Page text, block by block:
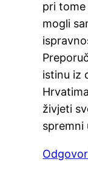
pri tome
mogli
istinu iz
živjeti
spremni